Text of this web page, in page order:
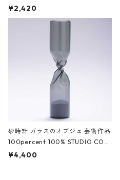
大きめ 撥水加工 収納ポーチ CRO
CODILE/Black クロコダイル/ブラ
¥2,420
砂時計 ガラスのオブジェ 芸術作品
100percent 100% STUDIO COH
AKU Timeless 100パーセント ス
¥4,400